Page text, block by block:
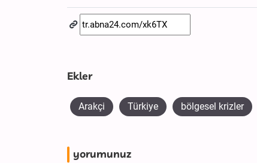
Ekler
Arakçi Türkiye bölgesel krizler
yorumunuz